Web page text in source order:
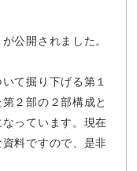
公開されました。
て掘り下げる第１
２部の２部構成と
っています。現在
料ですので、是非